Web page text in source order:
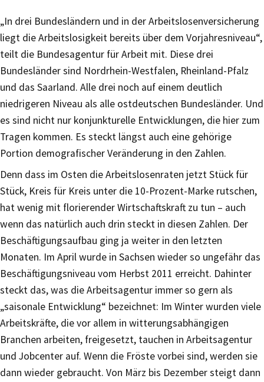
„In drei Bundesländern und in der Arbeitslosenversicherung
liegt die Arbeitslosigkeit bereits über dem Vorjahresniveau“,
teilt die Bundesagentur für Arbeit mit. Diese drei
Bundesländer sind Nordrhein-Westfalen, Rheinland-Pfalz
und das Saarland. Alle drei noch auf einem deutlich
niedrigeren Niveau als alle ostdeutschen Bundesländer. Und
es sind nicht nur konjunkturelle Entwicklungen, die hier zum
Tragen kommen. Es steckt längst auch eine gehörige
Portion demografischer Veränderung in den Zahlen.
Denn dass im Osten die Arbeitslosenraten jetzt Stück für
Stück, Kreis für Kreis unter die 10-Prozent-Marke rutschen,
hat wenig mit florierender Wirtschaftskraft zu tun – auch
wenn das natürlich auch drin steckt in diesen Zahlen. Der
Beschäftigungsaufbau ging ja weiter in den letzten
Monaten. Im April wurde in Sachsen wieder so ungefähr das
Beschäftigungsniveau vom Herbst 2011 erreicht. Dahinter
steckt das, was die Arbeitsagentur immer so gern als
„saisonale Entwicklung“ bezeichnet: Im Winter wurden viele
Arbeitskräfte, die vor allem in witterungsabhängigen
Branchen arbeiten, freigesetzt, tauchen in Arbeitsagentur
und Jobcenter auf. Wenn die Fröste vorbei sind, werden sie
dann wieder gebraucht. Von März bis Dezember steigt dann